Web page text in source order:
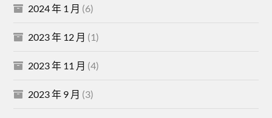
2024 年 1 月 (6)
2023 年 12 月 (1)
2023 年 11 月 (4)
2023 年 9 月 (3)